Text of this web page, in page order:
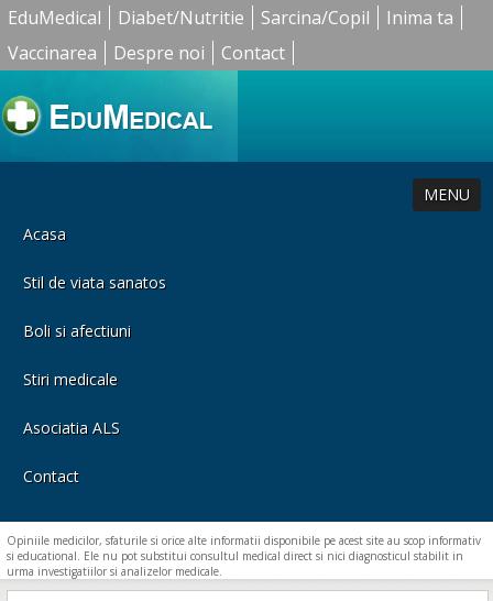
EduMedical Diabet/Nutritie Sarcina/Copil
Inima ta
Vaccinarea
Despre noi Contact
MENU
Acasa
Stil de viata sanatos
Boli si afectiuni
Stiri medicale
Asociatia ALS
Contact
Opiniile medicilor, sfaturile si orice alte informatii disponibile pe acest site au scop informativ
si educational. Ele nu pot substitui consultul medical direct si nici diagnosticul stabilit in
urma investigatiilor si analizelor medicale.